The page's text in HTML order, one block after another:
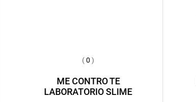
( 0 )
ME CONTRO TE
LABORATORIO SLIME